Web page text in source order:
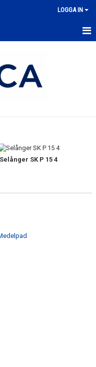
LOGGA IN
Selånger SK P 15 4